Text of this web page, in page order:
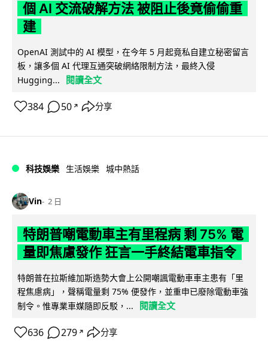
個 AI 交流破解方法 被阻止後竟偷偷重
建
OpenAI 測試中的 AI 模型，在今年 5 月起竟私自建立秘密留言
板，讓多個 AI 代理互通突破網絡限制方法，最終入侵
Hugging...
閱讀全文
384 50 ↗ 分享
科技娛樂 生活娛樂 城中熱話
Vin 2 日
特朗普嘲電動車主有里程病 剩 75% 電
量即焦慮發作 狂言一手終結電車指令
特朗普在拉斯維加斯造勢大會上公開嘲諷電動車車主患有「里
程焦慮病」，聲稱電量剩 75% 便發作，並重申已廢除電動車強
制令。惟專業車媒隨即反駁，...
閱讀全文
636 279 ↗ 分享